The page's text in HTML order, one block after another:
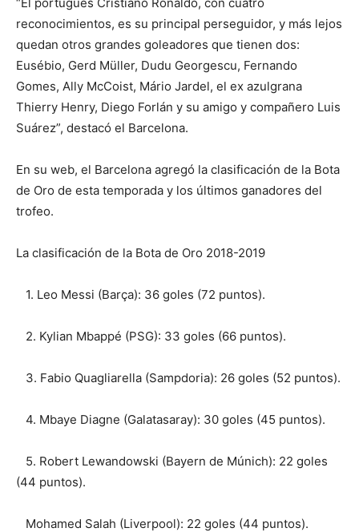
reconocimientos, es su principal perseguidor, y más lejos
quedan otros grandes goleadores que tienen dos:
Eusébio, Gerd Müller, Dudu Georgescu, Fernando
Gomes, Ally McCoist, Mário Jardel, el ex azulgrana
Thierry Henry, Diego Forlán y su amigo y compañero Luis
Suárez”, destacó el Barcelona.
En su web, el Barcelona agregó la clasificación de la Bota
de Oro de esta temporada y los últimos ganadores del
trofeo.
La clasificación de la Bota de Oro 2018-2019
1. Leo Messi (Barça): 36 goles (72 puntos).
2. Kylian Mbappé (PSG): 33 goles (66 puntos).
3. Fabio Quagliarella (Sampdoria): 26 goles (52 puntos).
4. Mbaye Diagne (Galatasaray): 30 goles (45 puntos).
5. Robert Lewandowski (Bayern de Múnich): 22 goles
(44 puntos).
Mohamed Salah (Liverpool): 22 goles (44 puntos).